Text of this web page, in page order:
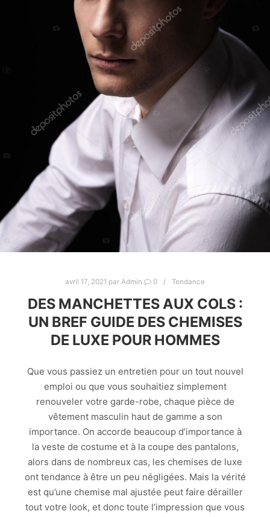
avril 17, 2021 par Admin 0 Tendance
DES MANCHETTES AUX COLS :
UN BREF GUIDE DES CHEMISES
DE LUXE POUR HOMMES
Que vous passiez un entretien pour un tout nouvel
emploi ou que vous souhaitiez simplement
renouveler votre garde-robe, chaque pièce de
vêtement masculin haut de gamme a son
importance. On accorde beaucoup d’importance à
la veste de costume et à la coupe des pantalons,
alors dans de nombreux cas, les chemises de luxe
ont tendance à être un peu négligées. Mais la vérité
est qu’une chemise mal ajustée peut faire dérailler
tout votre look, et donc toute l’impression que vous